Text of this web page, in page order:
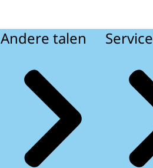
Andere talen Service